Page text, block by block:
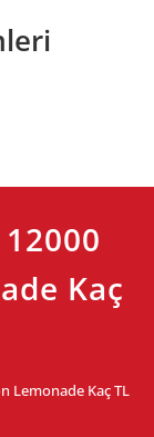
Kaç
Lemonade Kaç TL